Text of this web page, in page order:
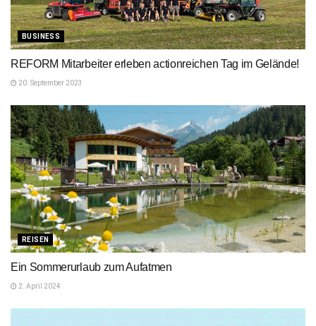
BUSINESS
REFORM Mitarbeiter erleben actionreichen Tag im Gelände!
20. September 2023
REISEN
Ein Sommerurlaub zum Aufatmen
2. April 2024